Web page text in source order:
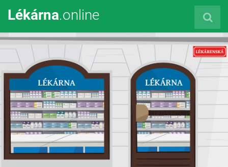
Lékárna.online